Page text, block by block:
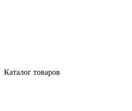
Каталог товаров